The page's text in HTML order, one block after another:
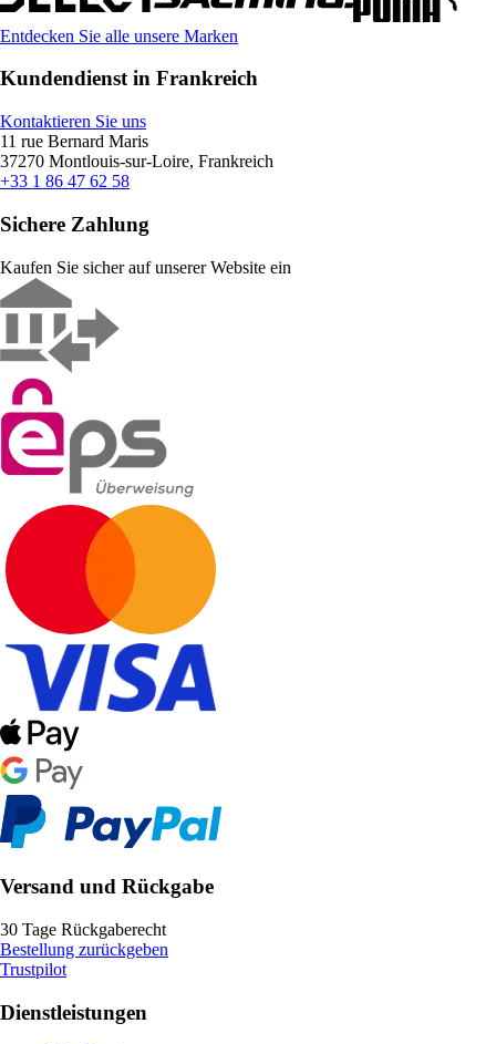
Entdecken Sie alle unsere Marken
Kundendienst in Frankreich
Kontaktieren Sie uns
11 rue Bernard Maris
37270 Montlouis-sur-Loire, Frankreich
+33 1 86 47 62 58
Sichere Zahlung
Kaufen Sie sicher auf unserer Website ein
Versand und Rückgabe
30 Tage Rückgaberecht
Bestellung zurückgeben
Trustpilot
Dienstleistungen